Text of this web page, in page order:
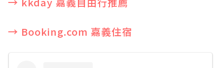
→ Booking.com 嘉義住宿